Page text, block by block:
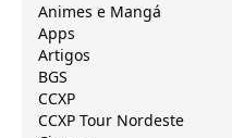
Animes e Mangá
Apps
Artigos
BGS
CCXP
CCXP Tour Nordeste